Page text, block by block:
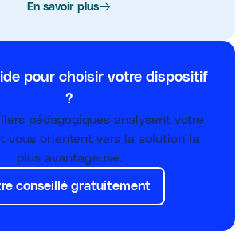
En savoir plus
pour choisir votre dispositif
?
pédagogiques analysent votre
vous orientent vers la solution la
plus avantageuse.
conseillé gratuitement